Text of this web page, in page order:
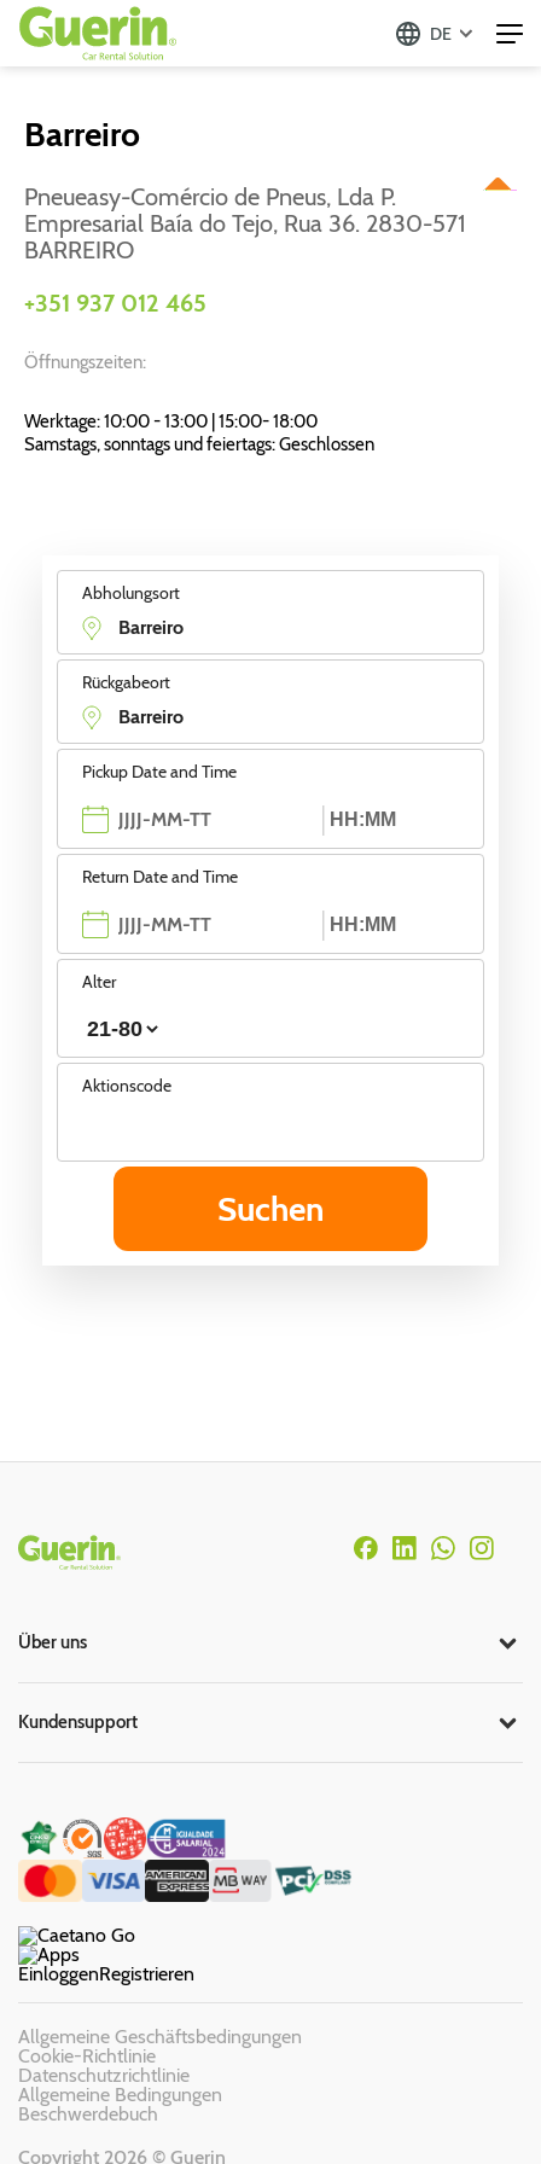
DE
Barreiro
Pneueasy-Comércio de Pneus, Lda P.
Empresarial Baía do Tejo, Rua 36. 2830-571
BARREIRO
+351 937 012 465
Öffnungszeiten:
Werktage: 10:00 - 13:00 | 15:00- 18:00
Samstags, sonntags und feiertags: Geschlossen
Abholungsort
Rückgabeort
Pickup Date and Time
Return Date and Time
Alter
Aktionscode
Rodapé
Über uns
Kundensupport
EinloggenRegistrieren
Copyright 2026 © Guerin
Allgemeine Geschäftsbedingungen
Cookie-Richtlinie
Datenschutzrichtlinie
Allgemeine Bedingungen
Beschwerdebuch